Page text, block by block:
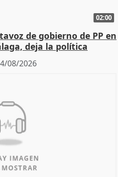
02:00
de gobierno de PP en
deja la política
08/2026